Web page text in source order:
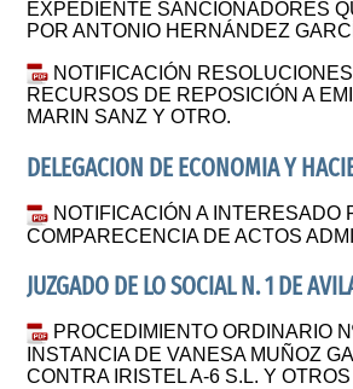
EXPEDIENTE SANCIONADORES
POR ANTONIO HERNÁNDEZ
NOTIFICACIÓN
RECURSOS DE REPOSICIÓN A
MARIN SANZ Y OTRO.
DELEGACION DE ECONOMIA Y
NOTIFICACIÓN A INTERESADO
COMPARECENCIA DE ACTOS
JUZGADO DE LO SOCIAL N. 1 DE
PROCEDIMIENTO ORDINARIO
INSTANCIA DE VANESA MUÑOZ
CONTRA IRISTEL A-6 S.L. Y OTROS